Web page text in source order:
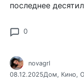
последнее
всё сразу
0
novagrl
08.12.2025Дом, Кино,